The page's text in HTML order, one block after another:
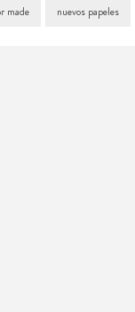
made nuevos papeles